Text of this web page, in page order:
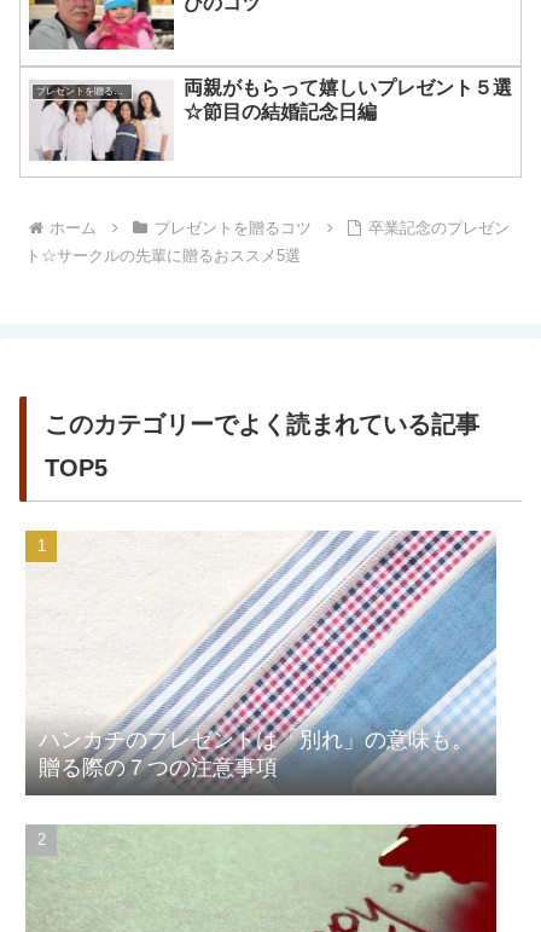
プレゼントを贈るコツ
両親がもらって嬉しいプレゼント５選
☆節目の結婚記念日編
ホーム プレゼントを贈るコツ
卒業記念のプレゼン
ト☆サークルの先輩に贈るおススメ5選
このカテゴリーでよく読まれている記事
TOP5
ハンカチのプレゼントは「別れ」の意味も。
贈る際の７つの注意事項